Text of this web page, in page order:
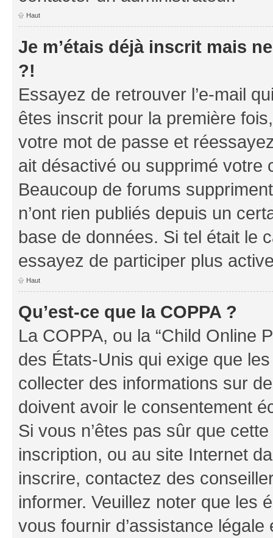
Haut
Je m’étais déjà inscrit mais
?!
Essayez de retrouver l’e-mail
êtes inscrit pour la première
votre mot de passe et
ait désactivé ou supprimé votre
Beaucoup de forums
n’ont rien publiés depuis un
base de données. Si tel était le
essayez de participer plus
Haut
Qu’est-ce que la COPPA ?
La COPPA, ou la “Child Online
des États-Unis qui exige que
collecter des informations sur
doivent avoir le consentement
Si vous n’êtes pas sûr que
inscription, ou au site Internet
inscrire, contactez des
informer. Veuillez noter que les
vous fournir d’assistance